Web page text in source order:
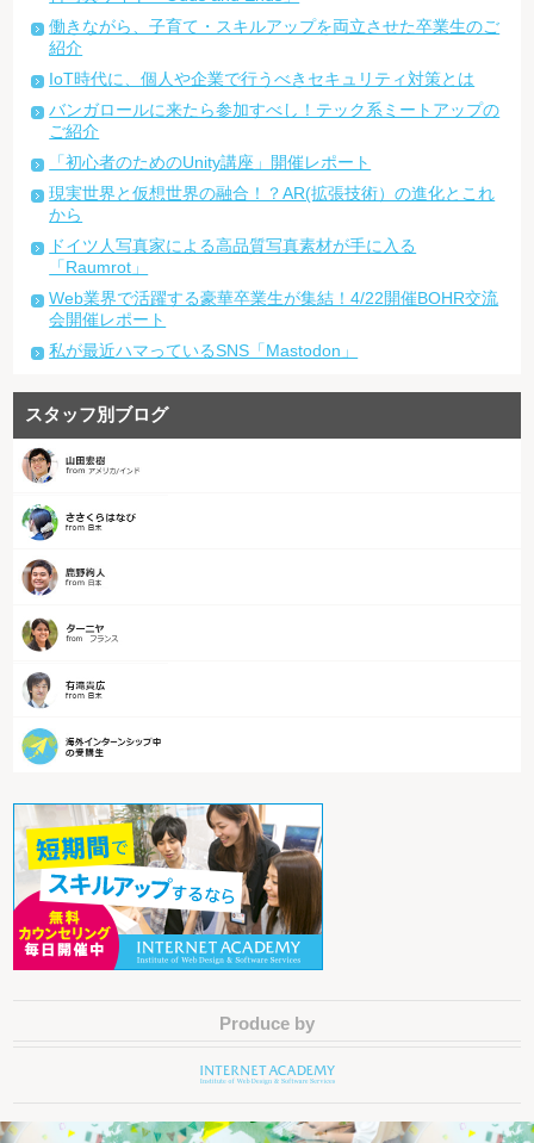
働きながら、子育て・スキルアップを両立させた卒業生のご
紹介
IoT時代に、個人や企業で行うべきセキュリティ対策とは
バンガロールに来たら参加すべし！テック系ミートアップの
ご紹介
「初心者のためのUnity講座」開催レポート
現実世界と仮想世界の融合！？AR(拡張技術）の進化とこれ
から
ドイツ人写真家による高品質写真素材が手に入る
「Raumrot」
Web業界で活躍する豪華卒業生が集結！4/22開催BOHR交流
会開催レポート
私が最近ハマっているSNS「Mastodon」
スタッフ別ブログ
Produce by